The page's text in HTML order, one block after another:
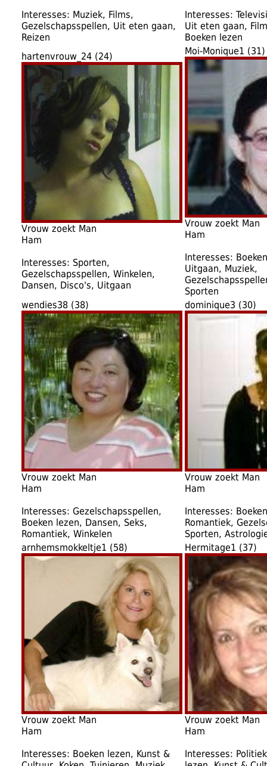
Interesses: Muziek, Films,
Gezelschapsspellen, Uit eten gaan,
Reizen
Interesses:
Uit eten gaan,
Boeken lezen
hartenvrouw_24 (24)
Vrouw zoekt Man
Ham
Interesses: Sporten,
Gezelschapsspellen, Winkelen,
Dansen, Disco's, Uitgaan
Moi-Monique1 (31)
Vrouw zoekt Man
Ham
Interesses:
Uitgaan, Muziek,
Sporten
wendies38 (38)
Vrouw zoekt Man
Ham
Interesses: Gezelschapsspellen,
Boeken lezen, Dansen, Seks,
Romantiek, Winkelen
dominique3 (30)
Vrouw zoekt Man
Ham
Interesses:
Romantiek,
Sporten,
arnhemsmokkeltje1 (58)
Vrouw zoekt Man
Ham
Interesses: Boeken lezen, Kunst &
Hermitage1 (37)
Vrouw zoekt Man
Ham
Interesses: